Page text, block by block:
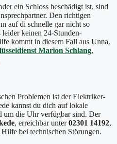
ein Schloss beschädigt ist, sind
Den richtigen
auf di schnelle gar nicht so
keinen 24-Stunden-
kommt in diesem Fall aus Unna.
Marion Schlang,
Problemen ist der Elektriker-
kannst du dich auf lokale
um die Uhr verfügbar sind. Der
, erreichbar unter02301 14192,
bei technischen Störungen.